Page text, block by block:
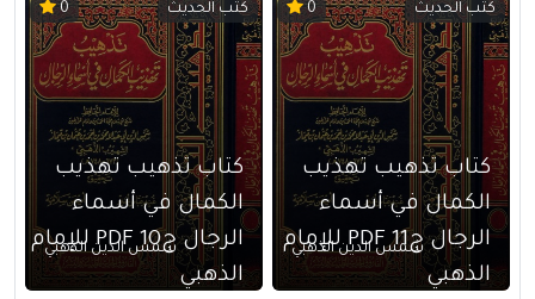
كتب الحديث 0
كتاب تذهيب تهذيب
الكمال في أسماء
الرجال ج11 PDF للإمام
الذهبي
شمس الدين الذهبي
كتب الحديث 0
كتاب تذهيب تهذيب
الكمال في أسماء
الرجال ج10 PDF للإمام
الذهبي
شمس الدين الذهبي